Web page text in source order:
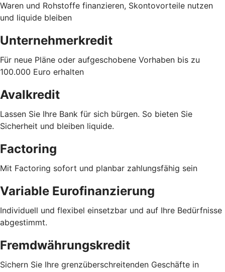
Waren und Rohstoffe finanzieren, Skontovorteile nutzen
und liquide bleiben
Unternehmerkredit
Für neue Pläne oder aufgeschobene Vorhaben bis zu
100.000 Euro erhalten
Avalkredit
Lassen Sie Ihre Bank für sich bürgen. So bieten Sie
Sicherheit und bleiben liquide.
Factoring
Mit Factoring sofort und planbar zahlungsfähig sein
Variable Eurofinanzierung
Individuell und flexibel einsetzbar und auf Ihre Bedürfnisse
abgestimmt.
Fremdwährungskredit
Sichern Sie Ihre grenzüberschreitenden Geschäfte in